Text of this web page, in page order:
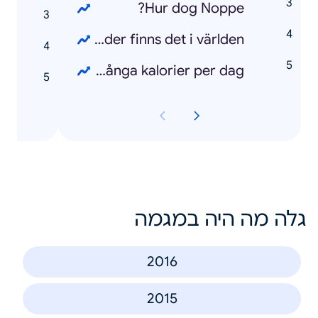
Hur dog Noppe?
Hur många länder finns det i världen?
Hur många kalorier per dag?
גלה מה היה במגמה
2016
2015